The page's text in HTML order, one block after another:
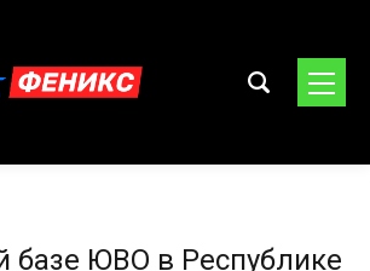
базе ЮВО в Республике